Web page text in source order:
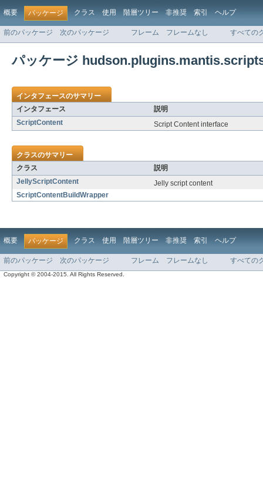
概要 パッケージ クラス 使用 階層ツリー 非推奨 索引 ヘルプ
前のパッケージ 次のパッケージ フレーム フレームなし すべての
パッケージ
インタフェースのサマリー
インタフェース
説明
ScriptContent
Script Content interface
クラスのサマリー
クラス
説明
JellyScriptContent
Jelly script content
ScriptContentBuildWrapper
概要 パッケージ クラス 使用 階層ツリー 非推奨 索引 ヘルプ
前のパッケージ 次のパッケージ フレーム フレームなし すべての
Copyright © 2004-2015. All Rights Reserved.